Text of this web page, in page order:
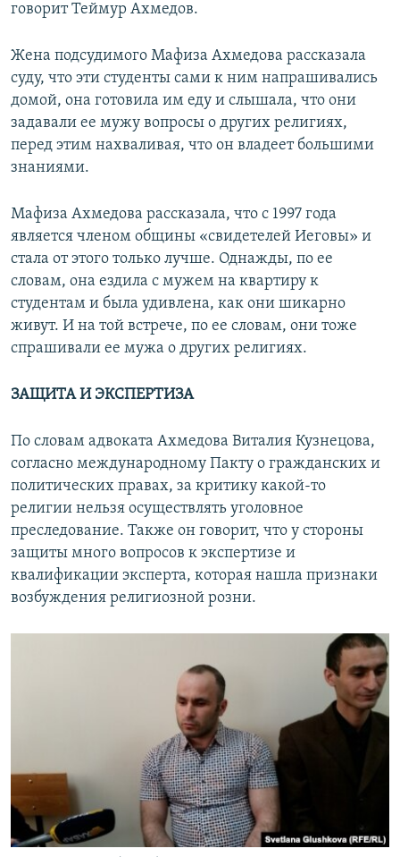
говорит Теймур Ахмедов.
Жена подсудимого Мафиза Ахмедова рассказала
суду, что эти студенты сами к ним напрашивались
домой, она готовила им еду и слышала, что они
задавали ее мужу вопросы о других религиях,
перед этим нахваливая, что он владеет большими
знаниями.
Мафиза Ахмедова рассказала, что с 1997 года
является членом общины «свидетелей Иеговы» и
стала от этого только лучше. Однажды, по ее
словам, она ездила с мужем на квартиру к
студентам и была удивлена, как они шикарно
живут. И на той встрече, по ее словам, они тоже
спрашивали ее мужа о других религиях.
ЗАЩИТА И ЭКСПЕРТИЗА
По словам адвоката Ахмедова Виталия Кузнецова,
согласно международному Пакту о гражданских и
политических правах, за критику какой-то
религии нельзя осуществлять уголовное
преследование. Также он говорит, что у стороны
защиты много вопросов к экспертизе и
квалификации эксперта, которая нашла признаки
возбуждения религиозной розни.